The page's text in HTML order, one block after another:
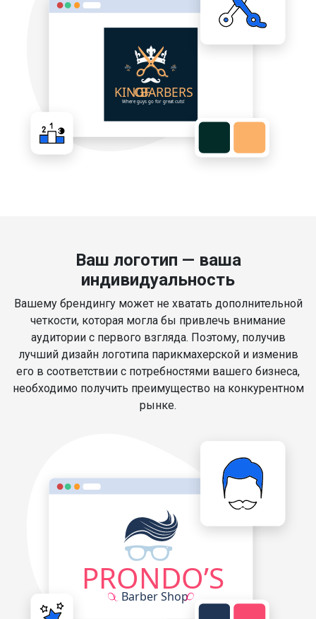
Ваш логотип — ваша
индивидуальность
Вашему брендингу может не хватать дополнительной
четкости, которая могла бы привлечь внимание
аудитории с первого взгляда. Поэтому, получив
лучший дизайн логотипа парикмахерской и изменив
его в соответствии с потребностями вашего бизнеса,
необходимо получить преимущество на конкурентном
рынке.